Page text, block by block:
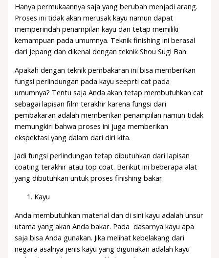
Hanya permukaannya saja yang berubah menjadi arang.
Proses ini tidak akan merusak kayu namun dapat
memperindah penampilan kayu dan tetap memiliki
kemampuan pada umumnya. Teknik finishing ini berasal
dari Jepang dan dikenal dengan teknik Shou Sugi Ban.
Apakah dengan teknik pembakaran ini bisa memberikan
fungsi perlindungan pada kayu seeprti cat pada
umumnya? Tentu saja Anda akan tetap membutuhkan cat
sebagai lapisan film terakhir karena fungsi dari
pembakaran adalah memberikan penampilan namun tidak
memungkiri bahwa proses ini juga memberikan
ekspektasi yang dalam dari diri kita.
Jadi fungsi perlindungan tetap dibutuhkan dari lapisan
coating terakhir atau top coat. Berikut ini beberapa alat
yang dibutuhkan untuk proses finishing bakar:
Kayu
Anda membutuhkan material dan di sini kayu adalah unsur
utama yang akan Anda bakar. Pada dasarnya kayu apa
saja bisa Anda gunakan. Jika melihat kebelakang dari
negara asalnya jenis kayu yang digunakan adalah kayu